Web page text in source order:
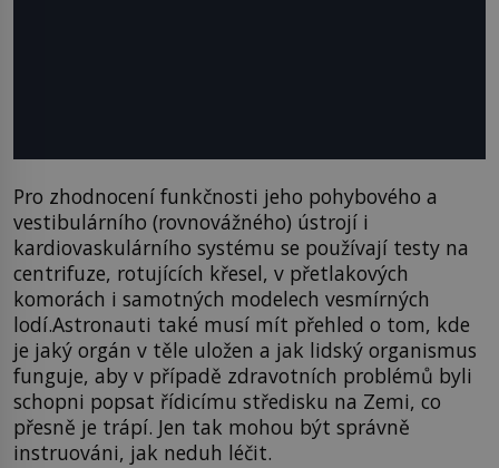
Pro zhodnocení funkčnosti jeho pohybového a
vestibulárního (rovnovážného) ústrojí i
kardiovaskulárního systému se používají testy na
centrifuze, rotujících křesel, v přetlakových
komorách i samotných modelech vesmírných
lodí.Astronauti také musí mít přehled o tom, kde
je jaký orgán v těle uložen a jak lidský organismus
funguje, aby v případě zdravotních problémů byli
schopni popsat řídicímu středisku na Zemi, co
přesně je trápí. Jen tak mohou být správně
instruováni, jak neduh léčit.